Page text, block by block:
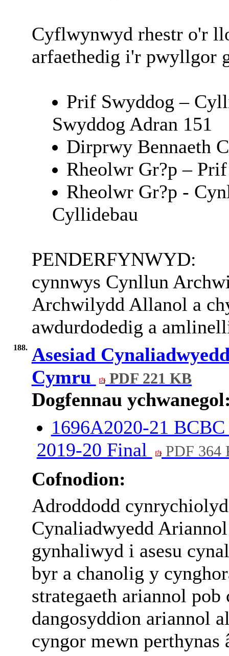
Cyflwynwyd rhestr o'r
arfaethedig i'r pwyllgor
Prif Swyddog –
Swyddog Adran 151
Dirprwy Bennaeth
Rheolwr Gr?p –
Rheolwr Gr?p -
Cyllidebau
PENDERFYNWYD:
cynnwys Cynllun
Archwilydd Allanol a
awdurdodedig a
188. Asesiad
Cymru
PDF 221 KB
Dogfennau
1696A2020-21
2019-20 Final
PDF 364
Cofnodion:
Adroddodd
Cynaliadwyedd
gynhaliwyd i asesu
byr a chanolig y
strategaeth ariannol
dangosyddion ariannol
cyngor mewn perthynas